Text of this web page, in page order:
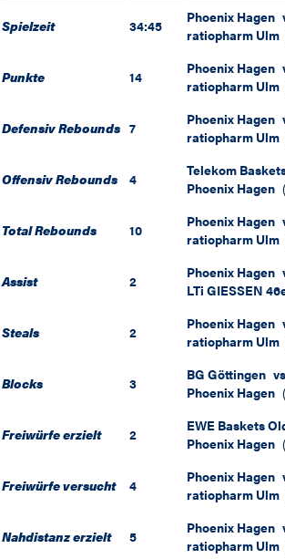
Spielzeit 34:45 Phoenix Hagen
ratiopharm Ulm
Punkte 14 Phoenix Hagen
ratiopharm Ulm
Defensiv Rebounds 7 Phoenix Hagen
ratiopharm Ulm
Offensiv Rebounds 4 Telekom
Phoenix Hagen (
Total Rebounds 10 Phoenix Hagen
ratiopharm Ulm
Assist 2 Phoenix Hagen
LTi GIESSEN
Steals 2 Phoenix Hagen
ratiopharm Ulm
Blocks 3 BG Göttingen vs
Phoenix Hagen (
Freiwürfe erzielt 2 EWE Baskets
Phoenix Hagen (
Freiwürfe versucht 4 Phoenix Hagen
ratiopharm Ulm
Nahdistanz erzielt 5 Phoenix Hagen
ratiopharm Ulm